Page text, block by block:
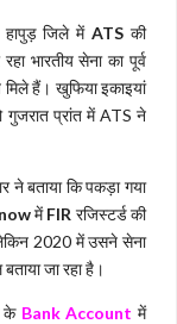
हापुड़ जिले मेंATSकी
भारतीय सेना का पूर्व
हैं। खुफिया इकाइयां
प्रांत में ATS ने
ने बताया कि पकड़ा गया
मेंFIR रजिस्टर्ड की
2020 में उसने सेना
जा रहा है।
के Bank Account में